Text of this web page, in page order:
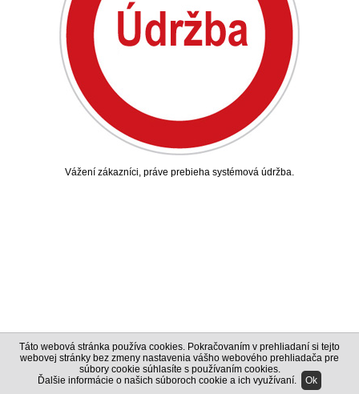
Vážení zákazníci, práve prebieha systémová údržba.
Táto webová stránka používa cookies. Pokračovaním v prehliadaní si tejto
webovej stránky bez zmeny nastavenia vášho webového prehliadača pre
súbory cookie súhlasíte s používaním cookies.
Ďalšie informácie o našich súboroch cookie a ich využívaní. Ok